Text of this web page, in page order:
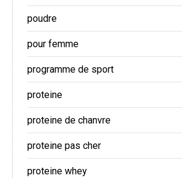
poudre
pour femme
programme de sport
proteine
proteine de chanvre
proteine pas cher
proteine whey